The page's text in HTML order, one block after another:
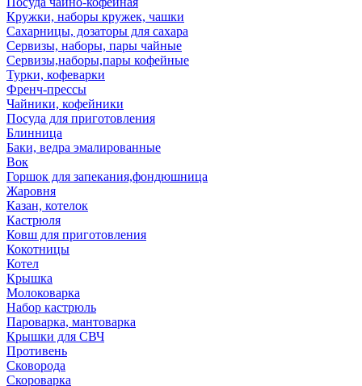
Кружки, наборы кружек, чашки
Сахарницы, дозаторы для сахара
Сервизы, наборы, пары чайные
Сервизы,наборы,пары кофейные
Турки, кофеварки
Френч-прессы
Чайники, кофейники
Посуда для приготовления
Блинница
Баки, ведра эмалированные
Вок
Горшок для запекания,фондюшница
Жаровня
Казан, котелок
Кастрюля
Ковш для приготовления
Кокотницы
Котел
Крышка
Молоковарка
Набор кастрюль
Пароварка, мантоварка
Крышки для СВЧ
Противень
Сковорода
Скороварка